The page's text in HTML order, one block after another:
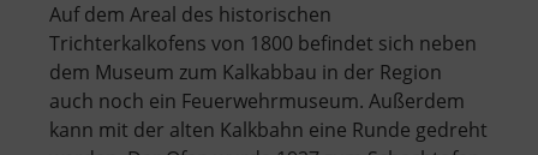
Auf dem Areal des historischen
Trichterkalkofens von 1800 befindet sich neben
dem Museum zum Kalkabbau in der Region
auch noch ein Feuerwehrmuseum. Außerdem
kann mit der alten Kalkbahn eine Runde gedreht